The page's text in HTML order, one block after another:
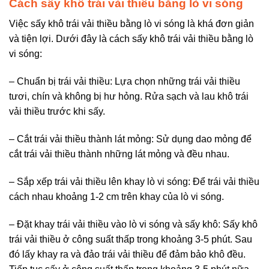
Cách sấy khô trái vải thiều bằng lò vi sóng
Việc sấy khô trái vải thiều bằng lò vi sóng là khá đơn giản
và tiện lợi. Dưới đây là cách sấy khô trái vải thiều bằng lò
vi sóng:
– Chuẩn bị trái vải thiều: Lựa chọn những trái vải thiều
tươi, chín và không bị hư hỏng. Rửa sạch và lau khô trái
vải thiều trước khi sấy.
– Cắt trái vải thiều thành lát mỏng: Sử dụng dao mỏng để
cắt trái vải thiều thành những lát mỏng và đều nhau.
– Sắp xếp trái vải thiều lên khay lò vi sóng: Để trái vải thiều
cách nhau khoảng 1-2 cm trên khay của lò vi sóng.
– Đặt khay trái vải thiều vào lò vi sóng và sấy khô: Sấy khô
trái vải thiều ở công suất thấp trong khoảng 3-5 phút. Sau
đó lấy khay ra và đảo trái vải thiều để đảm bảo khô đều.